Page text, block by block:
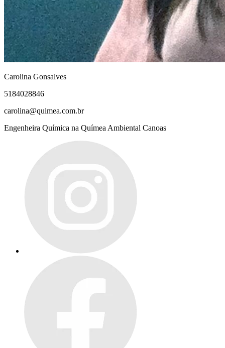
Carolina Gonsalves
5184028846
carolina@quimea.com.br
Engenheira Química na Químea Ambiental Canoas